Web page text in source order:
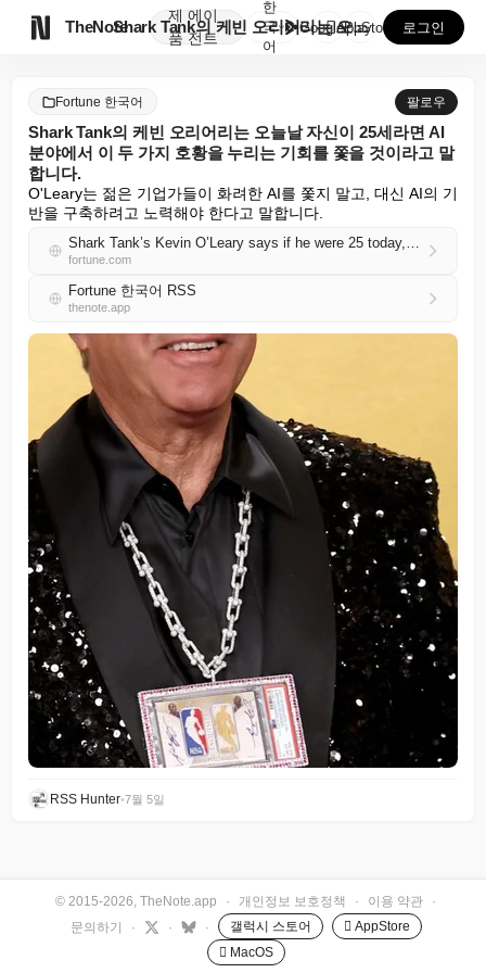
TheNote
제
품
에이
전트
Shark Tank의 케빈 오리어리는 오늘날 자신이 2...
한
국
어
GooglePlay
AppStore 로그인
Fortune 한국어 팔로우
Shark Tank의 케빈 오리어리는 오늘날 자신이 25세라면 AI
분야에서 이 두 가지 호황을 누리는 기회를 쫓을 것이라고 말
합니다.
O'Leary는 젊은 기업가들이 화려한 AI를 쫓지 말고, 대신 AI의 기
반을 구축하려고 노력해야 한다고 말합니다.
Shark Tank’s Kevin O’Leary says if he were 25 today, he’d chase these two booming opportunities in the world of AI
fortune.com
Fortune 한국어 RSS
thenote.app
RSS Hunter•7월 5일
© 2015-2026, TheNote.app · 개인정보 보호정책 · 이용 약관
·
문의하기
· · · 갤럭시 스토어
 AppStore
 MacOS